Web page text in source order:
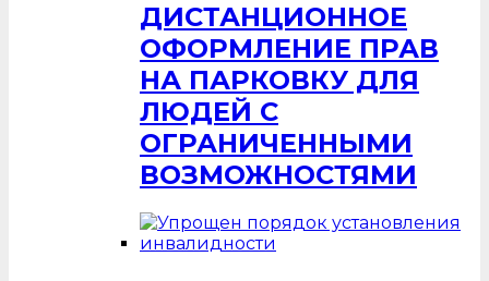
ДИСТАНЦИОННОЕ
ОФОРМЛЕНИЕ ПРАВ
НА ПАРКОВКУ ДЛЯ
ЛЮДЕЙ С
ОГРАНИЧЕННЫМИ
ВОЗМОЖНОСТЯМИ